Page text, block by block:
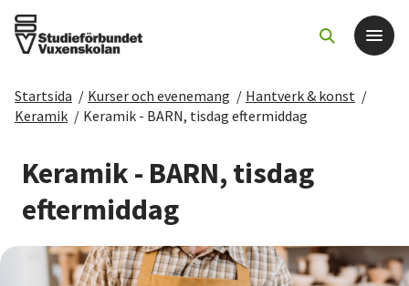
Det här gör vi
För dig som
Sök kurser och evenemang
Om SV
Startsida / Kurser och evenemang / Hantverk & konst /
Keramik / Keramik - BARN, tisdag eftermiddag
Keramik - BARN, tisdag
eftermiddag